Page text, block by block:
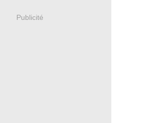
Publicité